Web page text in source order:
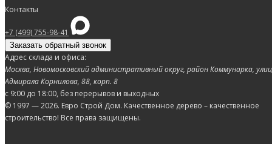
Контакты
+7 (499) 755-98-41
Заказать обратный звонок
Адрес склада и офиса:
Москва, Новомосковский административный округ, район Коммунарка,
Адмирала Корнилова, 88, корп. 8
с 9:00 до 18:00, без перерывов и выходных
© 1997 — 2026. Евро Строй Дом. Качественное дерево – качественное
строительство! Все права защищены.